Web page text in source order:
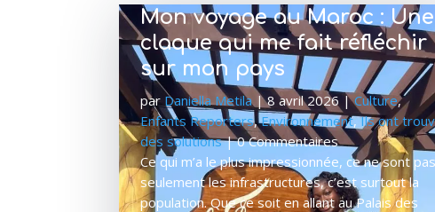
Mon voyage au Maroc : Une
claque qui me fait réfléchir
sur mon pays
par Daniella Metila |8 avril 2026 |Culture,
Enfants Reporters,Environnement,Ils ont
des solutions| 0 Commentaires
Ce qui m’a le plus impressionnée, ce ne sont pas
seulement les infrastructures, c’est surtout la
population. Que ce soit en allant au Palais des